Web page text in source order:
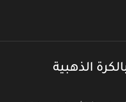
الذهبية